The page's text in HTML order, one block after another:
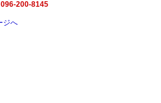
096-200-8145